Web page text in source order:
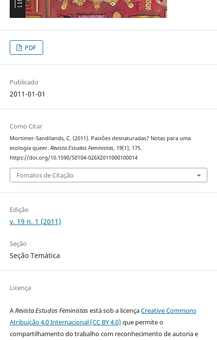
PDF
Publicado
2011-01-01
Como Citar
Mortimer-Sandilands, C. (2011). Paixões desnaturadas? Notas para uma
ecologia queer. Revista Estudos Feministas, 19(1), 175.
https://doi.org/10.1590/S0104-026X2011000100014
Fomatos de Citação
Edição
v. 19 n. 1 (2011)
Seção
Seção Temática
Licença
ARevista Estudos Feministasestá sob a licençaCreative Commons
Atribuição 4.0 Internacional (CC BY 4.0) que permite o
compartilhamento do trabalho com reconhecimento de autoria e